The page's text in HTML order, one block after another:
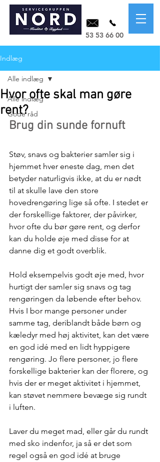
53 53 66 00
Indlæg
Alle indlæg
Gode råd
Alle indlæg
Hvor ofte skal man gøre
rent?
Brug din sunde fornuft
Støv, snavs og bakterier samler sig i
hjemmet hver eneste dag, men det
betyder naturligvis ikke, at du er nødt
til at skulle lave den store
hovedrengøring lige så ofte. I stedet er
der forskellige faktorer, der påvirker,
hvor ofte du bør gøre rent, og derfor
kan du holde øje med disse for at
danne dig et godt overblik.
Hold eksempelvis godt øje med, hvor
hurtigt der samler sig snavs og tag
rengøringen da løbende efter behov.
Hvis I bor mange personer under
samme tag, deriblandt både børn og
kæledyr med høj aktivitet, kan det være
en god idé med en lidt hyppigere
rengøring. Jo flere personer, jo flere
forskellige bakterier kan der florere, og
hvis der er meget aktivitet i hjemmet,
kan støvet nemmere bevæge sig rundt
i luften.
Laver du meget mad, eller går du rundt
med sko indenfor, ja så er det som
regel også en god idé at bruge